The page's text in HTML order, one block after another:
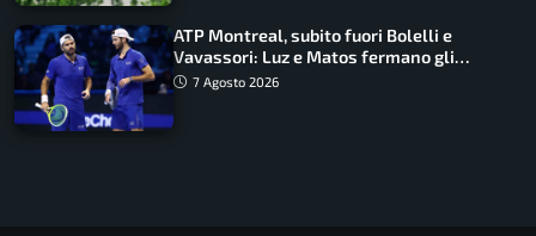
ATP Montreal, subito fuori Bolelli e
Vavassori: Luz e Matos fermano gli
azzurri
7 Agosto 2026